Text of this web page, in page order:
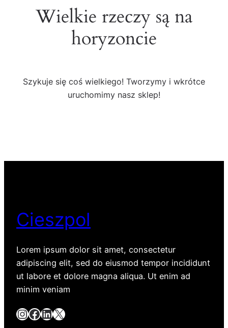
Wielkie rzeczy są na
horyzoncie
Szykuje się coś wielkiego! Tworzymy i wkrótce
uruchomimy nasz sklep!
Cieszpol
Lorem ipsum dolor sit amet, consectetur
adipiscing elit, sed do eiusmod tempor incididunt
ut labore et dolore magna aliqua. Ut enim ad
minim veniam
InstagramFacebook LinkedIn X